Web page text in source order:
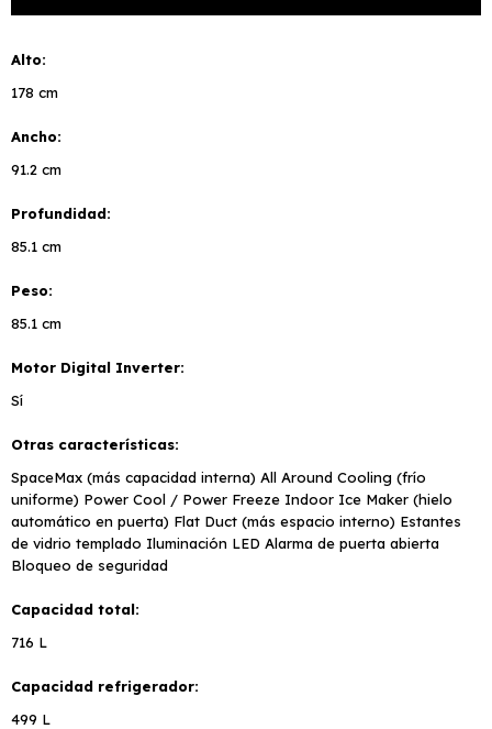
Alto
178 cm
Ancho
91.2 cm
Profundidad
85.1 cm
Peso
85.1 cm
Motor Digital Inverter
Sí
Otras características
SpaceMax (más capacidad interna) All Around Cooling (frío
uniforme) Power Cool / Power Freeze Indoor Ice Maker (hielo
automático en puerta) Flat Duct (más espacio interno) Estantes
de vidrio templado Iluminación LED Alarma de puerta abierta
Bloqueo de seguridad
Capacidad total
716 L
Capacidad refrigerador
499 L